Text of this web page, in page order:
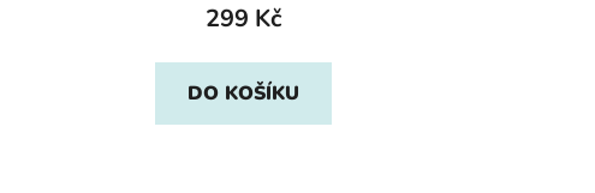
299 Kč
DO KOŠÍKU